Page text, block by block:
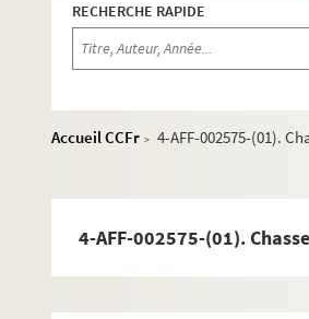
RECHERCHE RAPIDE
Accueil CCFr > 4-AFF-002575-(01).
4-AFF-002575-(01).
Couvent des Cordeliers
Crypte Saint-Sulpice
École nationale supérieure
Espace Natura Brasil
Lucernaire